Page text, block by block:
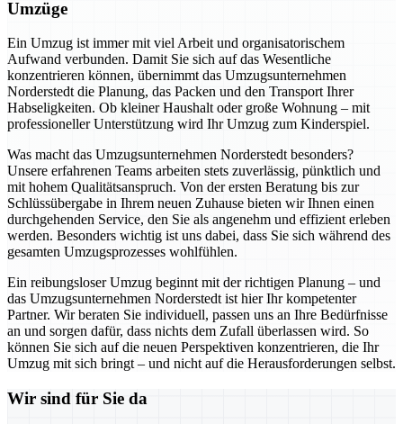
Umzüge
Ein Umzug ist immer mit viel Arbeit und organisatorischem
Aufwand verbunden. Damit Sie sich auf das Wesentliche
konzentrieren können, übernimmt das Umzugsunternehmen
Norderstedt die Planung, das Packen und den Transport Ihrer
Habseligkeiten. Ob kleiner Haushalt oder große Wohnung – mit
professioneller Unterstützung wird Ihr Umzug zum Kinderspiel.
Was macht das Umzugsunternehmen Norderstedt besonders?
Unsere erfahrenen Teams arbeiten stets zuverlässig, pünktlich und
mit hohem Qualitätsanspruch. Von der ersten Beratung bis zur
Schlüssübergabe in Ihrem neuen Zuhause bieten wir Ihnen einen
durchgehenden Service, den Sie als angenehm und effizient erleben
werden. Besonders wichtig ist uns dabei, dass Sie sich während des
gesamten Umzugsprozesses wohlfühlen.
Ein reibungsloser Umzug beginnt mit der richtigen Planung – und
das Umzugsunternehmen Norderstedt ist hier Ihr kompetenter
Partner. Wir beraten Sie individuell, passen uns an Ihre Bedürfnisse
an und sorgen dafür, dass nichts dem Zufall überlassen wird. So
können Sie sich auf die neuen Perspektiven konzentrieren, die Ihr
Umzug mit sich bringt – und nicht auf die Herausforderungen selbst.
Wir sind für Sie da